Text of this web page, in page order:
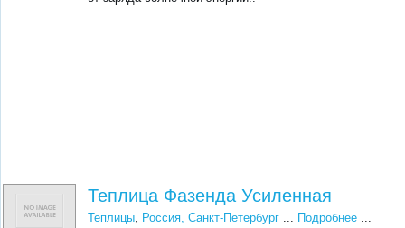
Теплица Фазенда Усиленная
Теплицы, Россия, Санкт-Петербург ... Подробнее ...